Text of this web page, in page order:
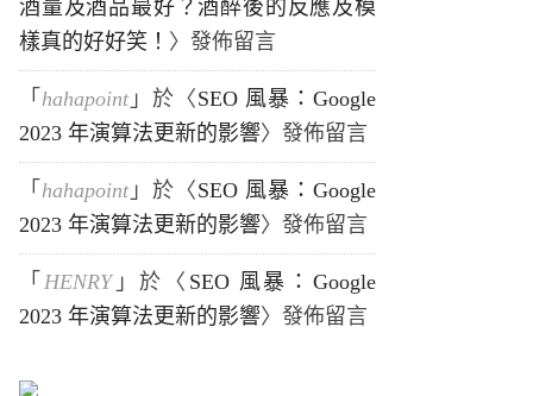
酒量及酒品最好？酒醉後的反應及模
樣真的好好笑！ 〉發佈留言
「 hahapoint 」於〈 SEO 風暴：Google
2023 年演算法更新的影響〉發佈留言
「 hahapoint 」於〈 SEO 風暴：Google
2023 年演算法更新的影響〉發佈留言
「 HENRY」於〈 SEO 風暴：Google
2023 年演算法更新的影響〉發佈留言